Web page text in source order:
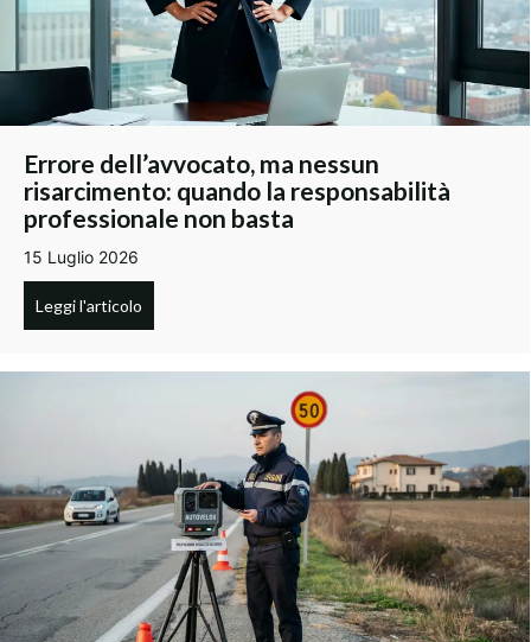
Errore dell’avvocato, ma nessun
risarcimento: quando la responsabilità
professionale non basta
15 Luglio 2026
Leggi l'articolo